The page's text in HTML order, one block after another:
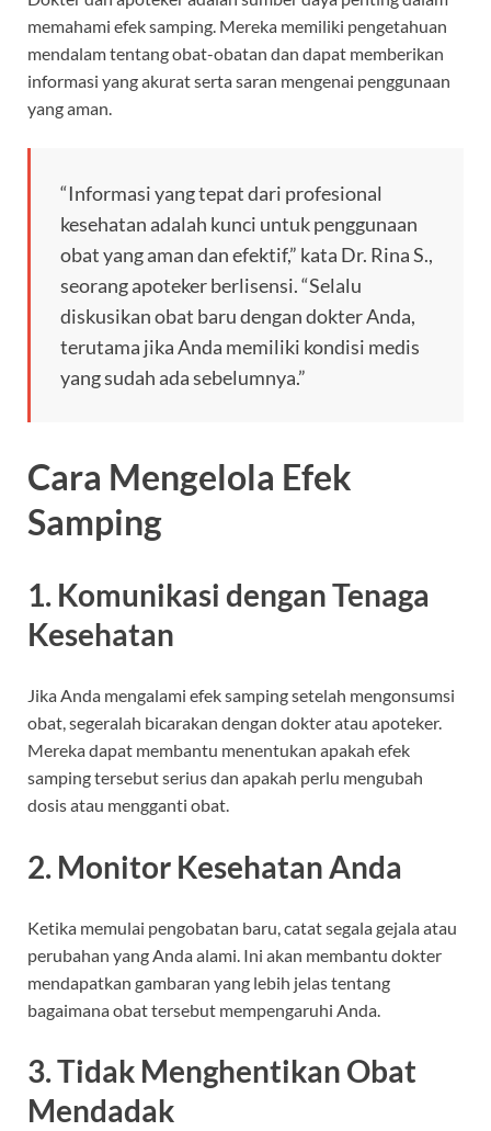
memahami efek samping. Mereka memiliki pengetahuan
mendalam tentang obat-obatan dan dapat memberikan
informasi yang akurat serta saran mengenai penggunaan
yang aman.
“Informasi yang tepat dari profesional
kesehatan adalah kunci untuk penggunaan
obat yang aman dan efektif,” kata Dr. Rina S.,
seorang apoteker berlisensi. “Selalu
diskusikan obat baru dengan dokter Anda,
terutama jika Anda memiliki kondisi medis
yang sudah ada sebelumnya.”
Cara Mengelola Efek
Samping
1. Komunikasi dengan Tenaga
Kesehatan
Jika Anda mengalami efek samping setelah mengonsumsi
obat, segeralah bicarakan dengan dokter atau apoteker.
Mereka dapat membantu menentukan apakah efek
samping tersebut serius dan apakah perlu mengubah
dosis atau mengganti obat.
2. Monitor Kesehatan Anda
Ketika memulai pengobatan baru, catat segala gejala atau
perubahan yang Anda alami. Ini akan membantu dokter
mendapatkan gambaran yang lebih jelas tentang
bagaimana obat tersebut mempengaruhi Anda.
3. Tidak Menghentikan Obat
Mendadak